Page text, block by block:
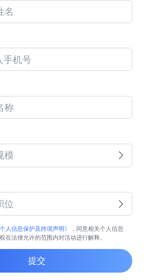
模
位
个人信息保护及跨境声明》
，同意相关个人信息
在法律允许的范围内对活动进行解释。
提交